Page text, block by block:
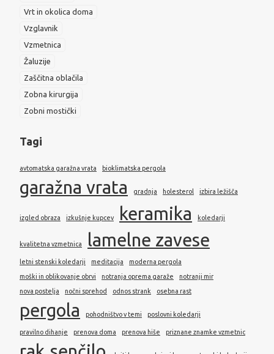
Vrt in okolica doma
Vzglavnik
Vzmetnica
Žaluzije
Zaščitna oblačila
Zobna kirurgija
Zobni mostički
Tagi
avtomatska garažna vrata bioklimatska pergola
garažna vrata gradnja holesterol izbira ležišča
izgled obraza izkušnje kupcev keramika koledarji
kvalitetna vzmetnica lamelne zavese
letni stenski koledarji meditacija
moderna pergola
moški in oblikovanje obrvi
notranja oprema garaže
notranji mir
nova postelja
nočni sprehod odnos strank osebna rast
pergola pohodništvo v temi poslovni koledarji
pravilno dihanje prenova doma prenova hiše priznane znamke vzmetnic